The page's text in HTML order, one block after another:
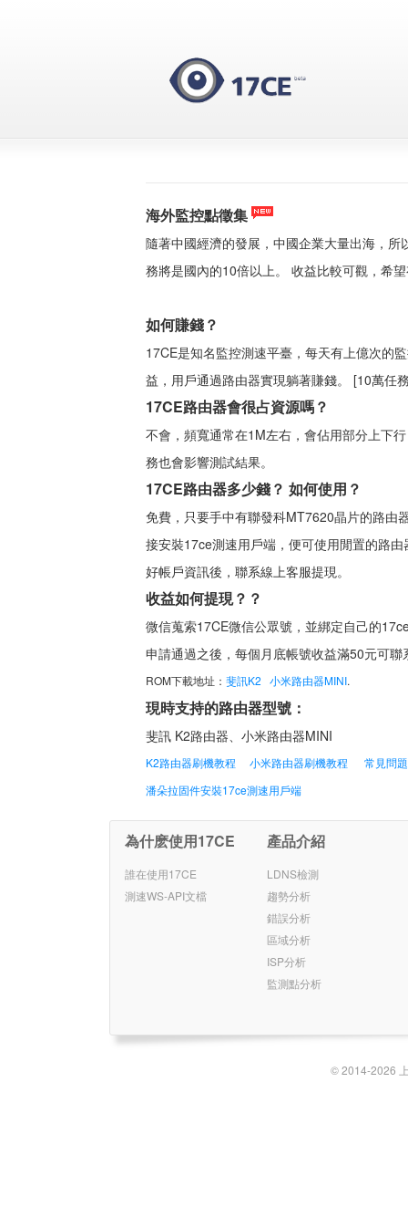
海外監控點徵集
隨著中國經濟的發展，中國企業大量出海，
務將是國內的10倍以上。 收益比較可觀，希
如何賺錢？
17CE是知名監控測速平臺，每天有上億次的
益，用戶通過路由器實現躺著賺錢。 [10萬任
17CE路由器會很占資源嗎？
不會，頻寬通常在1M左右，會佔用部分上下
務也會影響測試結果。
17CE路由器多少錢？ 如何使用？
免費，只要手中有聯發科MT7620晶片的路由
接安裝17ce測速用戶端，便可使用閒置的路
好帳戶資訊後，聯系線上客服提現。
收益如何提現？？
微信蒐索17CE微信公眾號，並綁定自己的
申請通過之後，每個月底帳號收益滿50元可聯
ROM下載地址： 斐訊K2 小米路由器MINI.
現時支持的路由器型號：
斐訊 K2路由器、小米路由器MINI
K2路由器刷機教程 小米路由器刷機教程
常見問題
潘朵拉固件安裝17ce測速用戶端
為什麽使用17CE
誰在使用17CE
測速WS-API文檔
產品介紹
LDNS檢測
趨勢分析
錯誤分析
區域分析
ISP分析
監測點分析
© 2014-2026